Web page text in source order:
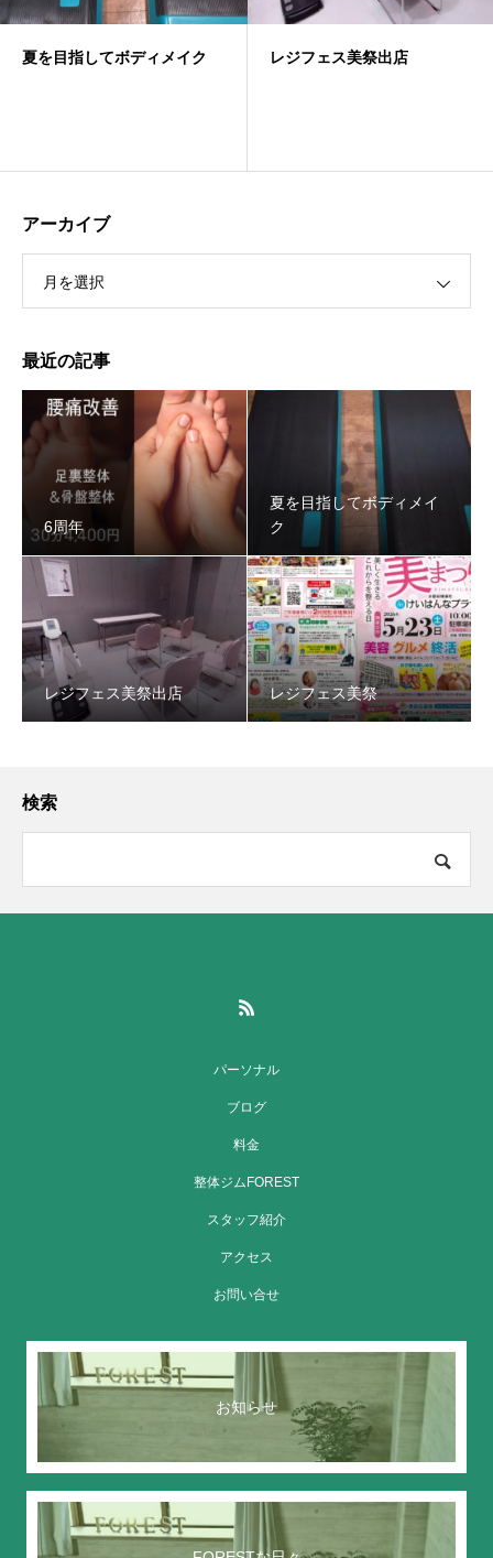
夏を目指してボディメイク レジフェス美祭出店
アーカイブ
月を選択
最近の記事
6周年
夏を目指してボディメイ
ク
レジフェス美祭出店 レジフェス美祭
検索
パーソナル
ブログ
料金
整体ジムFOREST
スタッフ紹介
アクセス
お問い合せ
お知らせ